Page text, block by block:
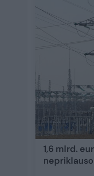
1,6 mlrd.